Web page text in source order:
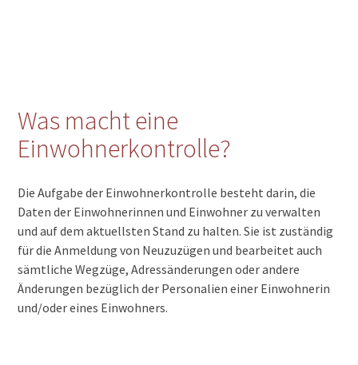
Was macht eine
Einwohnerkontrolle?
Die Aufgabe der Einwohnerkontrolle besteht darin, die
Daten der Einwohnerinnen und Einwohner zu verwalten
und auf dem aktuellsten Stand zu halten. Sie ist zuständig
für die Anmeldung von Neuzuzügen und bearbeitet auch
sämtliche Wegzüge, Adressänderungen oder andere
Änderungen bezüglich der Personalien einer Einwohnerin
und/oder eines Einwohners.